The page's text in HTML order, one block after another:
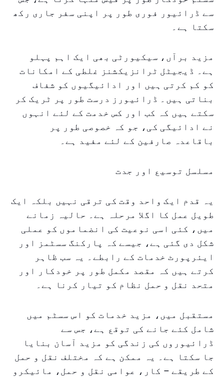
سے ڈرائیور فوری طور پر اپنی سفر جاری رکھ
سکتا ہے۔
مزید برآں، سیکیورٹی بھی ایک اہم پہلو
ہے۔ ڈیجیٹل ٹرانزیکشنز غلطی کے امکانات
کو کم کرتی ہیں اور ادائیگیوں کو شفاف
بناتی ہیں۔ ڈرائیورز درست طور پر ٹریک کر
سکتے ہیں کہ کب اور کس خدمت کے لئے انہوں
نے ادائیگی کی، جو کہ خصوصی طور پر
باقاعدہ صارفین کے لئے مفید ہے۔
مسلسل توسیع اور جدت
یہ قدم ایک واحد وقت کی ترقی نہیں بلکہ ایک
طویل عمل کا اگلا مرحلہ ہے۔ حالیہ زمانے
میں، کئی اسی نوعیت کی انضماموں کو عملی
شکل دی گئی ہے، جیسے کہ پارکنگ سسٹمز اور
ایئرپورٹ خدمات کے رابطے۔ یہ سب ظاہر
کرتے ہیں کہ مقصد مکمل طور پر خودکار اور
متحد نقل و حمل نظام کو تیار کرنا ہے۔
مستقبل میں، مزید خدمات کو اس سسٹم میں
شامل کئے جانے کی توقع ہے، جس سے
ڈرائیوروں کی زندگی کو مزید آسان بنایا
جا سکتا ہے۔ یہ ممکن ہے کہ مختلف نقل و حمل
کے طریقے – کار، عوامی نقل و حمل، مائیکرو